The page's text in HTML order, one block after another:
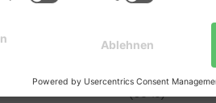
40 % / 30 %
Selbstnutzer
bis 30.000 €
(30 %)